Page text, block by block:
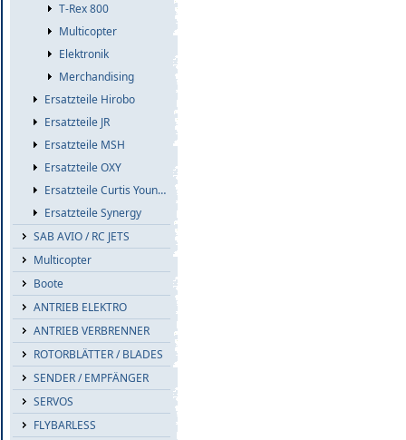
T-Rex 800
Multicopter
Elektronik
Merchandising
Ersatzteile Hirobo
Ersatzteile JR
Ersatzteile MSH
Ersatzteile OXY
Ersatzteile Curtis Youngblood
Ersatzteile Synergy
SAB AVIO / RC JETS
Multicopter
Boote
ANTRIEB ELEKTRO
ANTRIEB VERBRENNER
ROTORBLÄTTER / BLADES
SENDER / EMPFÄNGER
SERVOS
FLYBARLESS